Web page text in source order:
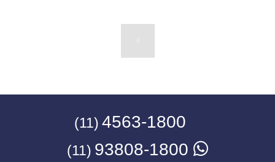
(11) 4563-1800
(11) 93808-1800